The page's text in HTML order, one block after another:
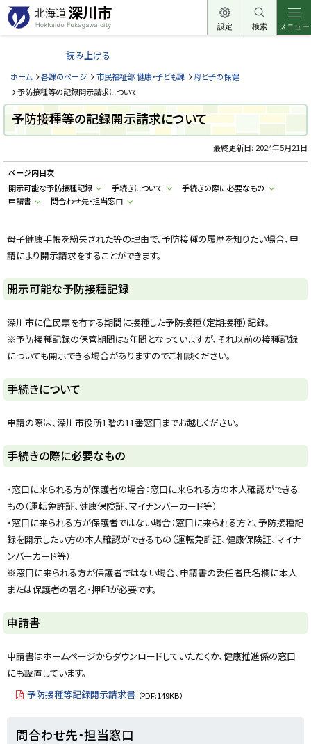
本
文
へ
ー
北
道
深
川
市
H
k
a
d
o
a
g
a
a
c
i
y
設定 検索 メニュー
読み上げる
ホーム 各課のページ 市民福祉部 健康・子ども課
母と子の保健
予防接種等の記録開示請求について
予防接種等の記録開示請求について
最終更新日: 2024年5月21日
ページ内目次
開示可能な予防接種記録
手続きについて
手続きの際に必要なもの
申請書
問合わせ先・担当窓口
母子健康手帳を紛失された等の理由で、予防接種の履歴を知りたい場合、申
請により開示請求をすることができます。
開示可能な予防接種記録
深川市に住民票を有する期間に接種した予防接種（定期接種）記録。
※予防接種記録の保管期間は5年間となっていますが、それ以前の接種記録
についても開示できる場合がありますのでご相談ください。
ト
ッ
プ
戻
る
手続きについて
申請の際は、深川市役所1階の11番窓口までお越しください。
ト
ッ
プ
に
戻
る
手続きの際に必要なもの
・窓口に来られる方が保護者の場合：窓口に来られる方の本人確認ができる
もの（運転免許証、健康保険証、マイナンバーカード等）
・窓口に来られる方が保護者ではない場合：窓口に来られる方と、予防接種記
録を開示したい方の本人確認ができるもの（運転免許証、健康保険証、マイナ
ンバーカード等）
※窓口に来られる方が保護者ではない場合、申請書の委任者氏名欄に本人
または保護者の署名・押印が必要です。
ト
ッ
プ
に
申請書
申請書はホームページからダウンロードしていただくか、健康推進係の窓口
にも設置しています。
予防接種等記録開示請求書 （PDF:149KB）
問合わせ先・担当窓口